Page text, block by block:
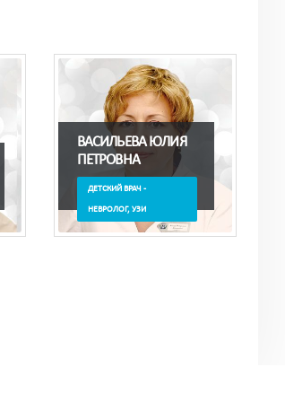
ВЕТРИНСКАЯ ДАРЬЯ
НИКОЛАЕВНА
ТЕРАПЕВТ,
ГАСТРОЭНТЕРОЛОГ